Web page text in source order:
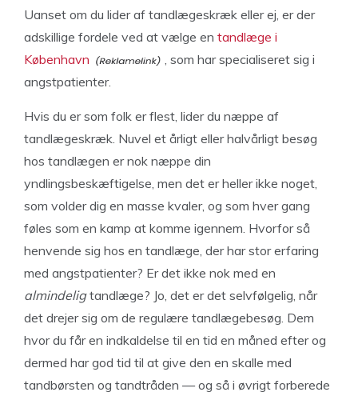
Uanset om du lider af tandlægeskræk eller ej, er der
adskillige fordele ved at vælge en tandlæge i
København
, som har specialiseret sig i
angstpatienter.
Hvis du er som folk er flest, lider du næppe af
tandlægeskræk. Nuvel et årligt eller halvårligt besøg
hos tandlægen er nok næppe din
yndlingsbeskæftigelse, men det er heller ikke noget,
som volder dig en masse kvaler, og som hver gang
føles som en kamp at komme igennem. Hvorfor så
henvende sig hos en tandlæge, der har stor erfaring
med angstpatienter? Er det ikke nok med en
almindeligtandlæge? Jo, det er det selvfølgelig, når
det drejer sig om de regulære tandlægebesøg. Dem
hvor du får en indkaldelse til en tid en måned efter og
dermed har god tid til at give den en skalle med
tandbørsten og tandtråden — og så i øvrigt forberede